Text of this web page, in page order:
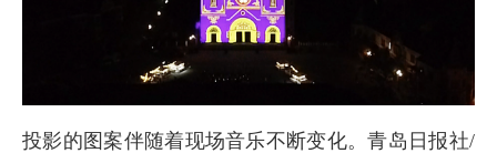
投影的图案伴随着现场音乐不断变化。青岛日报社/